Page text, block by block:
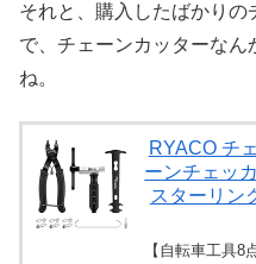
それと、購入したばかり
で、チェーンカッターな
ね。
RYACO チ
ーンチェッ
スターリン
【自転車工具8